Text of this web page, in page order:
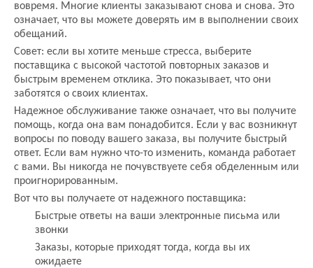
вовремя. Многие клиенты заказывают снова и снова. Это
означает, что вы можете доверять им в выполнении своих
обещаний.
Совет: если вы хотите меньше стресса, выберите
поставщика с высокой частотой повторных заказов и
быстрым временем отклика. Это показывает, что они
заботятся о своих клиентах.
Надежное обслуживание также означает, что вы получите
помощь, когда она вам понадобится. Если у вас возникнут
вопросы по поводу вашего заказа, вы получите быстрый
ответ. Если вам нужно что-то изменить, команда работает
с вами. Вы никогда не почувствуете себя обделенным или
проигнорированным.
Вот что вы получаете от надежного поставщика:
Быстрые ответы на ваши электронные письма или
звонки
Заказы, которые приходят тогда, когда вы их
ожидаете